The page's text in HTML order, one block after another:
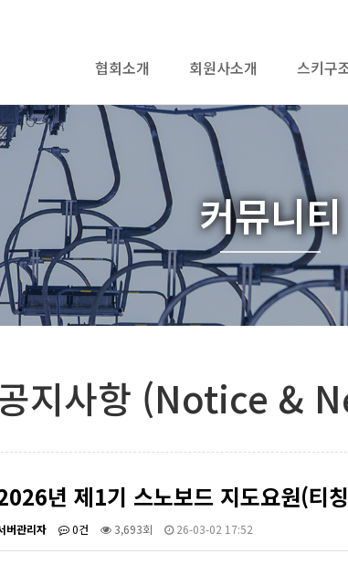
협회소개 회원사소개 스키구
커뮤니티
지사항 (Notice &
년 제1기 스노보드 지도요원(티
버관리자 0건 3,693회 26-03-02 17:52